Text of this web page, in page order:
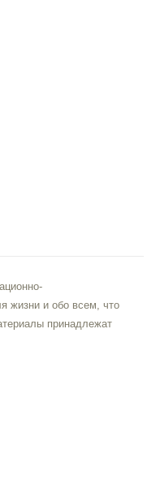
жизни и обо всем, что
принадлежат